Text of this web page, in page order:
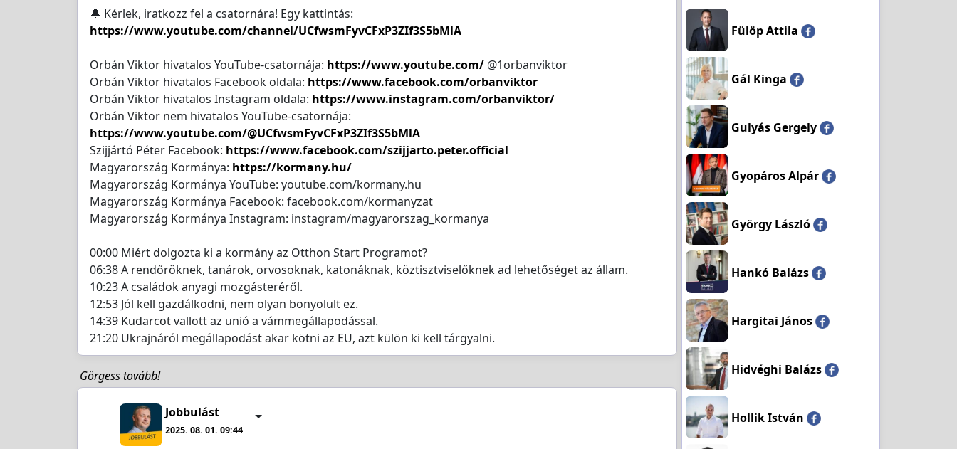
🔔 Kérlek, iratkozz fel a csatornára! Egy kattintás:
https://www.youtube.com/channel/UCfwsmFyvCFxP3ZIf3S5bMlA
Orbán Viktor hivatalos YouTube-csatornája: https://www.youtube.com/@1orbanviktor
Orbán Viktor hivatalos Facebook oldala: https://www.facebook.com/orbanviktor
Orbán Viktor hivatalos Instagram oldala: https://www.instagram.com/orbanviktor/
Orbán Viktor nem hivatalos YouTube-csatornája:
https://www.youtube.com/@UCfwsmFyvCFxP3ZIf3S5bMlA
Szijjártó Péter Facebook: https://www.facebook.com/szijjarto.peter.official
Magyarország Kormánya: https://kormany.hu/
Magyarország Kormánya YouTube: youtube.com/kormany.hu
Magyarország Kormánya Facebook: facebook.com/kormanyzat
Magyarország Kormánya Instagram: instagram/magyarorszag_kormanya
00:00 Miért dolgozta ki a kormány az Otthon Start Programot?
06:38 A rendőröknek, tanárok, orvosoknak, katonáknak, köztisztviselőknek ad lehetőséget az állam.
10:23 A családok anyagi mozgásteréről.
12:53 Jól kell gazdálkodni, nem olyan bonyolult ez.
14:39 Kudarcot vallott az unió a vámmegállapodással.
21:20 Ukrajnáról megállapodást akar kötni az EU, azt külön ki kell tárgyalni.
Görgess tovább!
Jobbulást
2025. 08. 01. 09:44
Fülöp Attila
Gál Kinga
Gulyás Gergely
Gyopáros Alpár
György László
Hankó Balázs
Hargitai János
Hidvéghi Balázs
Hollik István